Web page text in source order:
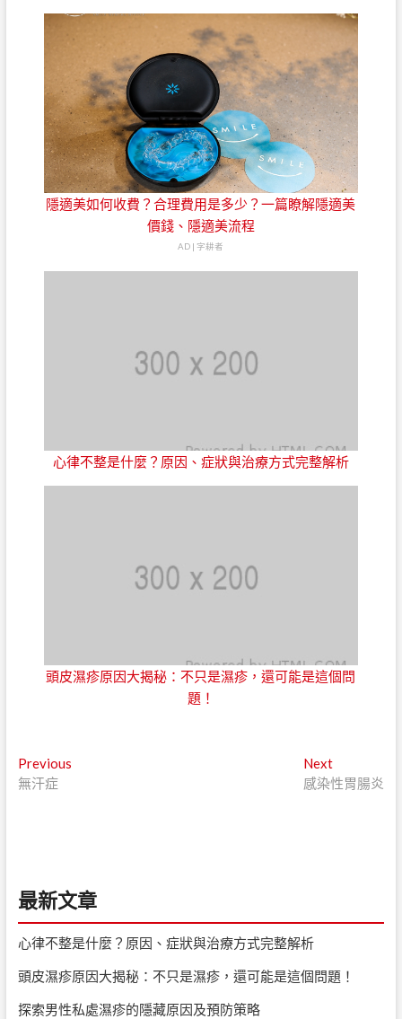
隱適美如何收費？合理費用是多少？一篇瞭解隱適美
價錢、隱適美流程
AD | 字耕者
心律不整是什麼？原因、症狀與治療方式完整解析
頭皮濕疹原因大揭秘：不只是濕疹，還可能是這個問
題！
文
章
PreviousPrevious
無汗症
NextNext
post:
感染性胃腸炎
最新文章
心律不整是什麼？原因、症狀與治療方式完整解析
頭皮濕疹原因大揭秘：不只是濕疹，還可能是這個問題！
探索男性私處濕疹的隱藏原因及預防策略